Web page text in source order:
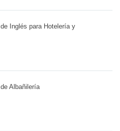
Inglés para Hotelería y
Albañilería